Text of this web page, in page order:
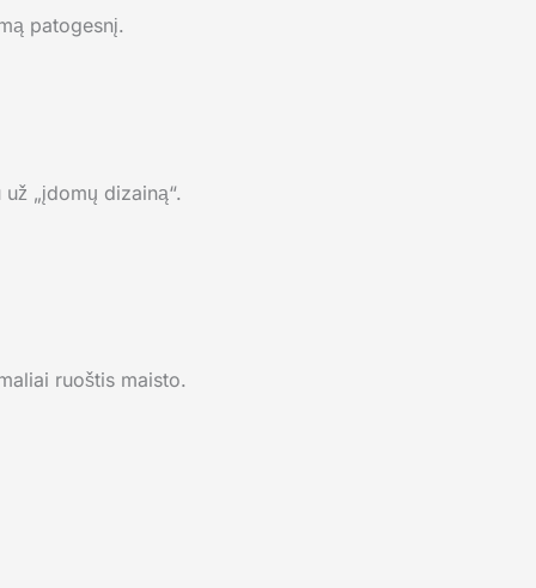
patogesnį.
„įdomų dizainą“.
ruoštis maisto.